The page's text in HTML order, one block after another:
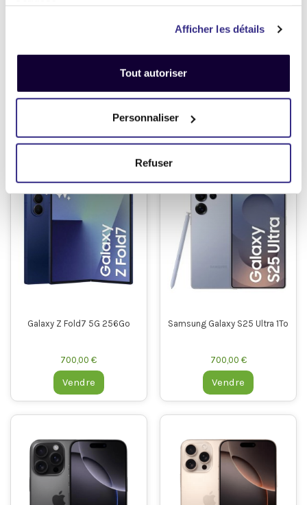
Afficher les détails
Tout autoriser
Personnaliser
Refuser
iPhone 16 Pro 1To
750,00 €
iPhone 17 512Go
700,00 €
Galaxy Z Fold7 5G 256Go
700,00 €
Vendre
Samsung Galaxy S25 Ultra 1To
700,00 €
Vendre